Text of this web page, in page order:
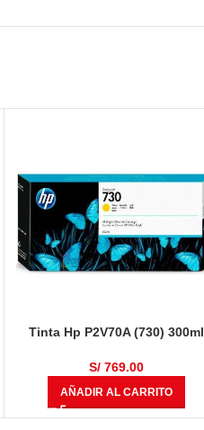
Tinta Hp P2V70A (730) 300ml
S/ 769.00
AÑADIR AL CARRITO